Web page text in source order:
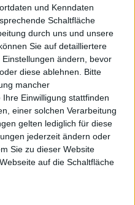
und Kenndaten
Schaltfläche
durch uns und unsere
Sie auf detailliertere
ändern, bevor
diese ablehnen.
Bitte
mancher
Einwilligung stattfinden
einer solchen Verarbeitung
gelten lediglich für diese
jederzeit ändern oder
Sie zu dieser Website
auf die Schaltfläche
Open Air 2026